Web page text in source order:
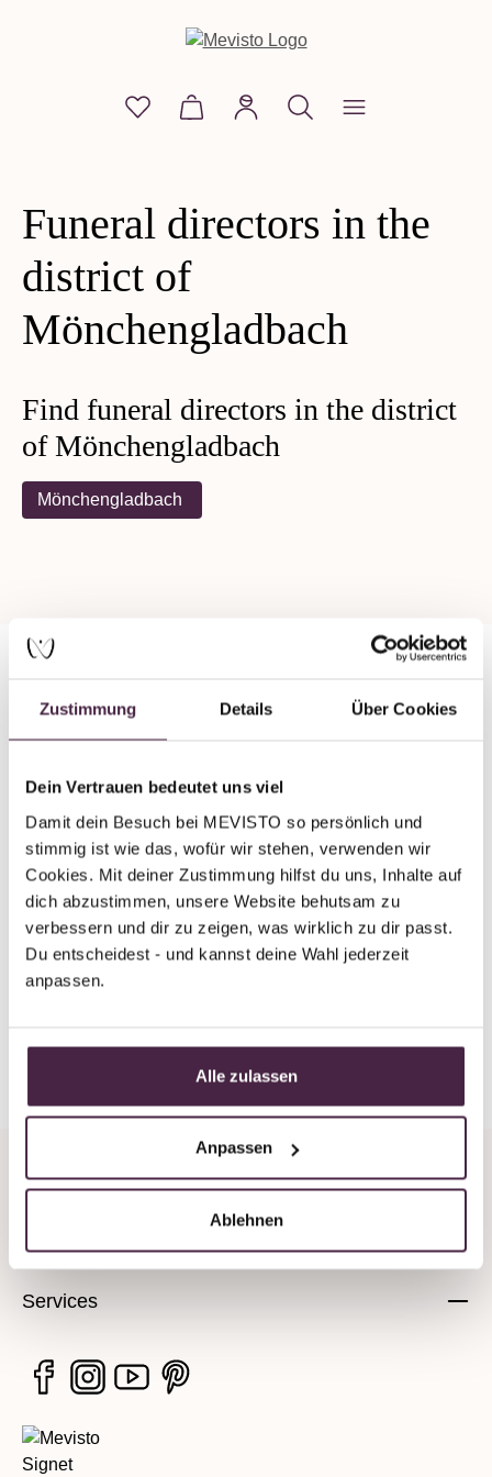
Zustimmung Details Über Cookies
Dein Vertrauen bedeutet uns viel
Damit dein Besuch bei MEVISTO so persönlich und
stimmig ist wie das, wofür wir stehen, verwenden wir
Cookies. Mit deiner Zustimmung hilfst du uns, Inhalte auf
dich abzustimmen, unsere Website behutsam zu
verbessern und dir zu zeigen, was wirklich zu dir passt.
Du entscheidest - und kannst deine Wahl jederzeit
anpassen.
Alle zulassen
Anpassen
Ablehnen
You have 0 wishlist items
Shopping cart contains 0 items.
Funeral directors in the
district of
Mönchengladbach
Find funeral directors in the district
of Mönchengladbach
Mönchengladbach
Partner without certification
Human burial
Bestattungen Reinders
Burgfreiheit 120
41199 Mönchengladbach
Germany
Send mail
Back to overview
Company
Legal information
Services